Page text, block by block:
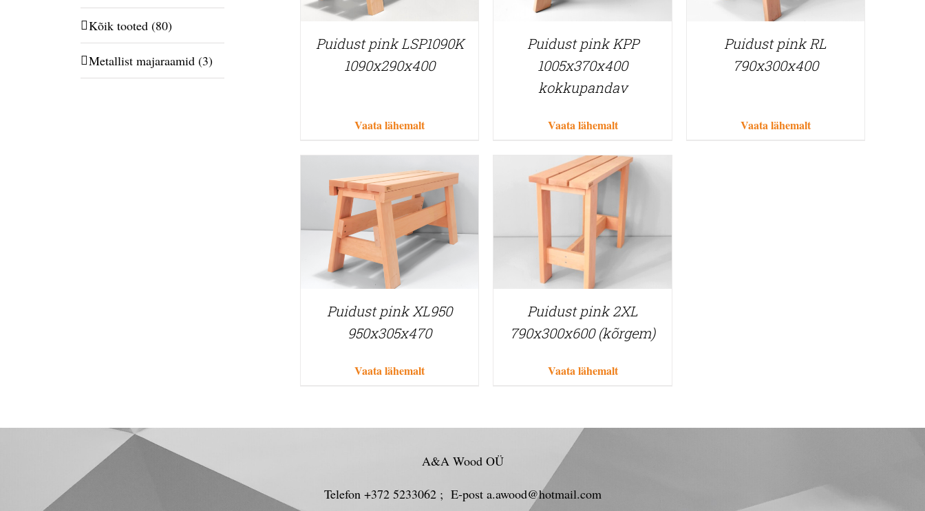
Puidust pink LSP1090K
1090x290x400
Vaata lähemalt
Puidust pink KPP
1005x370x400
kokkupandav
Vaata lähemalt
Puidust pink RL
790x300x400
Vaata lähemalt
Puidust pink XL950
950x305x470
Vaata lähemalt
Puidust pink 2XL
790x300x600 (kõrgem)
Vaata lähemalt
Kõik tooted (80)
Metallist majaraamid (3)
A&A Wood OÜ
Telefon +372 5233062 ; E-post a.awood@hotmail.com